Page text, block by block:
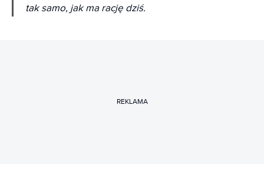
tak samo, jak ma rację dziś.
REKLAMA